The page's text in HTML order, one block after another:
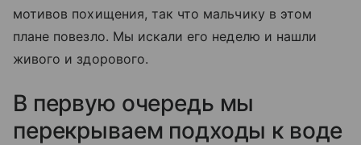
мотивов похищения, так что мальчику в этом
плане повезло. Мы искали его неделю и нашли
живого и здорового.
В первую очередь мы
перекрываем подходы к воде